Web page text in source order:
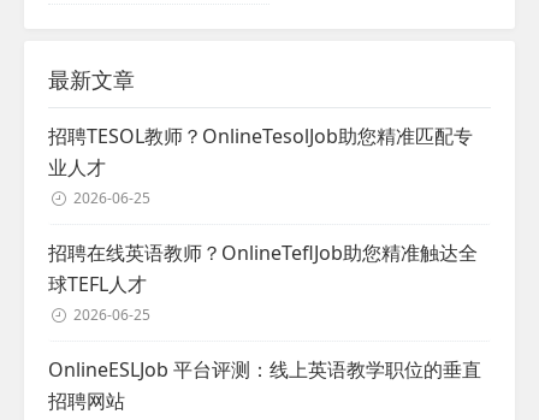
最新文章
招聘TESOL教师？OnlineTesolJob助您精准匹配专
业人才
2026-06-25
招聘在线英语教师？OnlineTeflJob助您精准触达全
球TEFL人才
2026-06-25
OnlineESLJob 平台评测：线上英语教学职位的垂直
招聘网站